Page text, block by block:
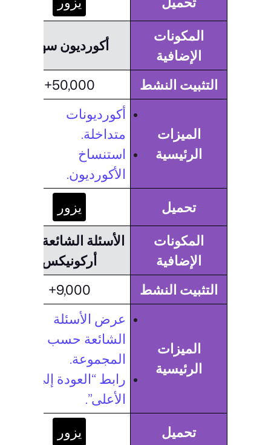
المكونات
الإضافية
أكورديون سهل
التثبيت النشط 50,000+
الميزات
الرئيسية
أكورديونات
متداخلة.
استنساخ
الأكورديون.
تحميل
يزور
المكونات
الإضافية
الأسئلة الشائعة حول
أركونيكس
التثبيت النشط
9,000+
الميزات
الرئيسية
عرض الأسئلة
الشائعة حسب
المجموعة.
رابط “العودة إلى
الأعلى”.
تحميل
يزور